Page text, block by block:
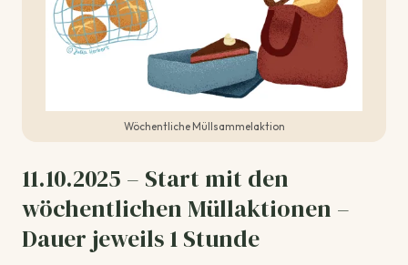
Wöchentliche Müllsammelaktion
11.10.2025 – Start mit den
wöchentlichen Müllaktionen –
Dauer jeweils 1 Stunde